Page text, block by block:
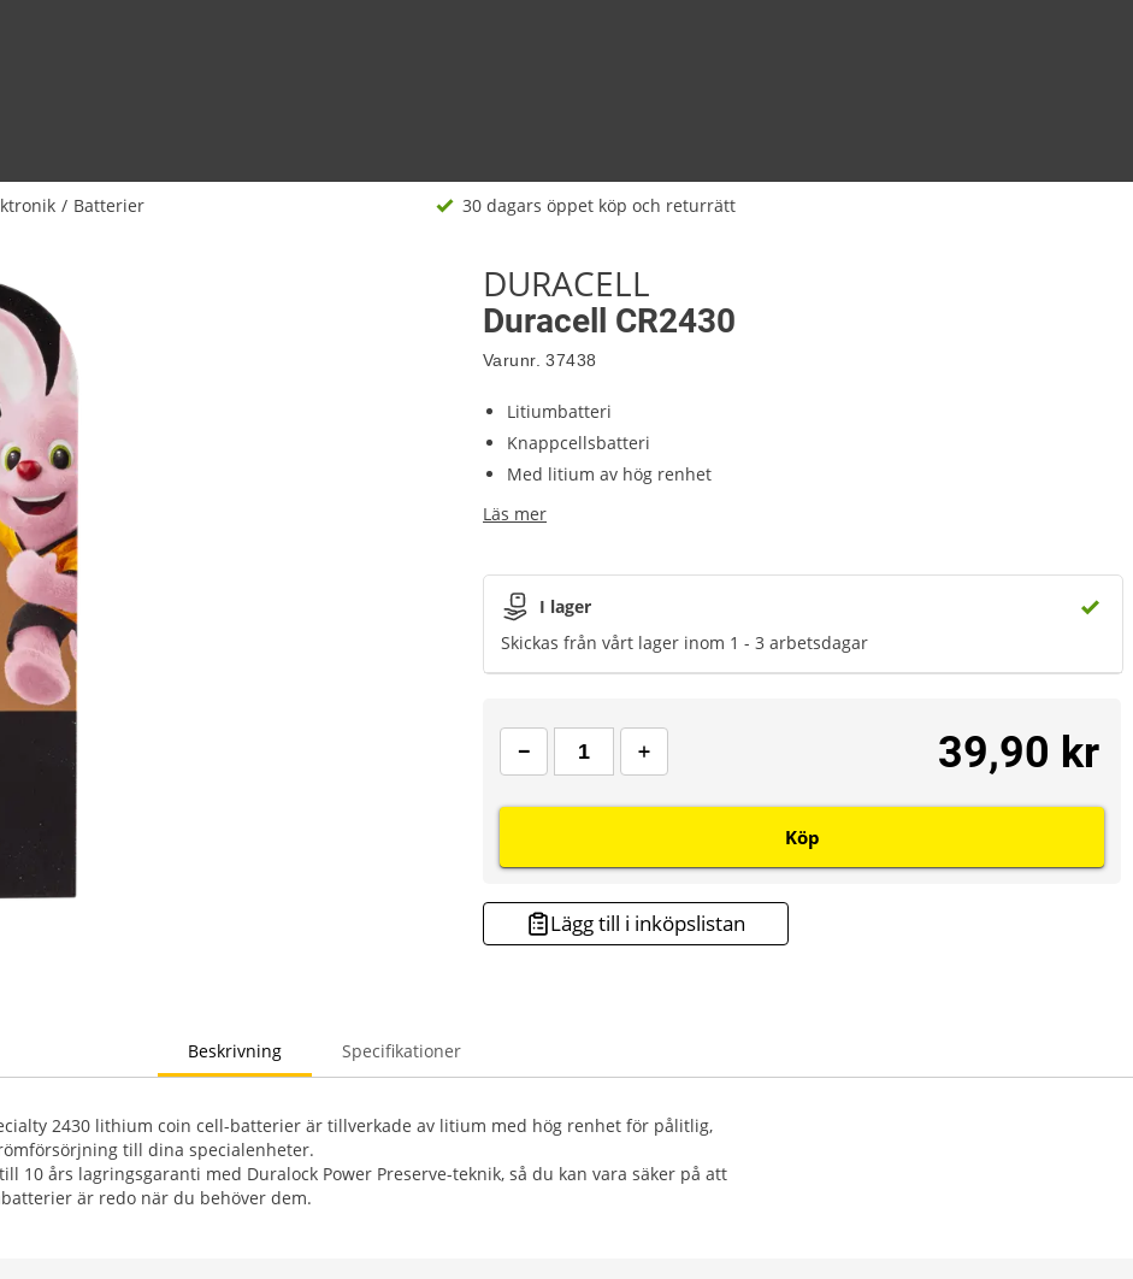
Batterier 30 dagars öppet köp och returrätt
DURACELL
Duracell CR2430
Varunr. 37438
Litiumbatteri
Knappcellsbatteri
Med litium av hög renhet
Läs mer
I lager
Skickas från vårt lager inom 1 - 3 arbetsdagar
39,90 kr
Köp
Lägg till i inköpslistan
Beskrivning Specifikationer
2430 lithium coin cell-batterier är tillverkade av litium med hög renhet för pålitlig,
till dina specialenheter.
10 års lagringsgaranti med Duralock Power Preserve-teknik, så du kan vara säker på att
är redo när du behöver dem.